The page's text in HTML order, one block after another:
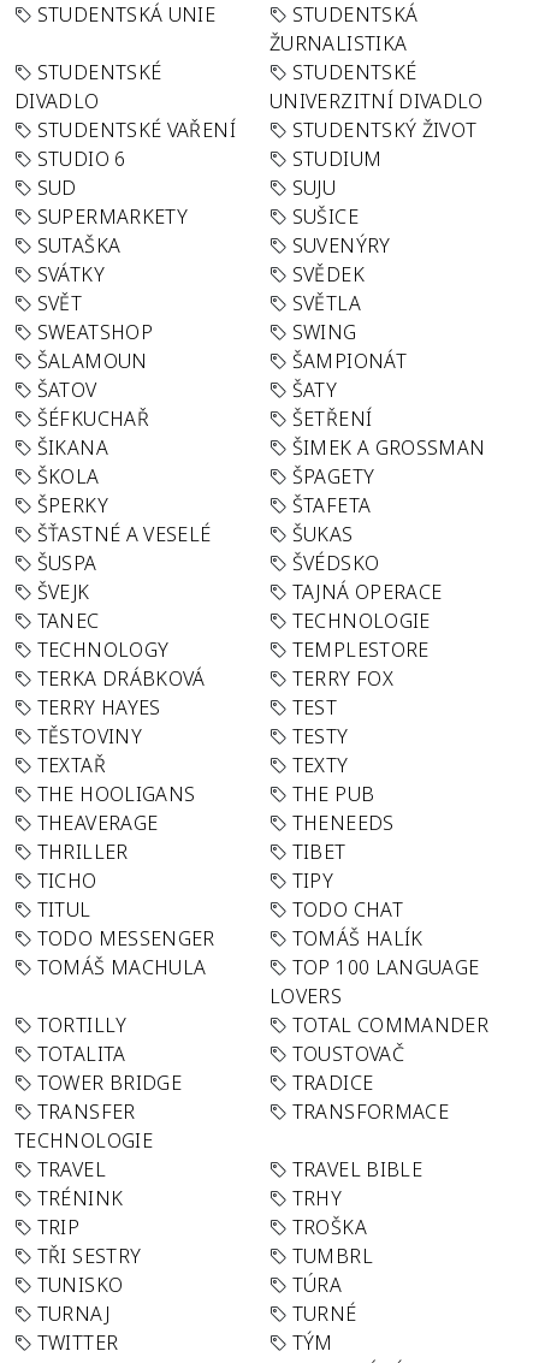
STUDENTSKÁ UNIE
STUDENTSKÁ
ŽURNALISTIKA
STUDENTSKÉ
DIVADLO
STUDENTSKÉ
UNIVERZITNÍ DIVADLO
STUDENTSKÉ VAŘENÍ
STUDENTSKÝ ŽIVOT
STUDIO 6
STUDIUM
SUD
SUJU
SUPERMARKETY
SUŠICE
SUTAŠKA
SUVENÝRY
SVÁTKY
SVĚDEK
SVĚT
SVĚTLA
SWEATSHOP
SWING
ŠALAMOUN
ŠAMPIONÁT
ŠATOV
ŠATY
ŠÉFKUCHAŘ
ŠETŘENÍ
ŠIKANA
ŠIMEK A GROSSMAN
ŠKOLA
ŠPAGETY
ŠPERKY
ŠTAFETA
ŠŤASTNÉ A VESELÉ
ŠUKAS
ŠUSPA
ŠVÉDSKO
ŠVEJK
TAJNÁ OPERACE
TANEC
TECHNOLOGIE
TECHNOLOGY
TEMPLESTORE
TERKA DRÁBKOVÁ
TERRY FOX
TERRY HAYES
TEST
TĚSTOVINY
TESTY
TEXTAŘ
TEXTY
THE HOOLIGANS
THE PUB
THEAVERAGE
THENEEDS
THRILLER
TIBET
TICHO
TIPY
TITUL
TODO CHAT
TODO MESSENGER
TOMÁŠ HALÍK
TOMÁŠ MACHULA
TOP 100 LANGUAGE
LOVERS
TORTILLY
TOTAL COMMANDER
TOTALITA
TOUSTOVAČ
TOWER BRIDGE
TRADICE
TRANSFER
TECHNOLOGIE
TRANSFORMACE
TRAVEL
TRAVEL BIBLE
TRÉNINK
TRHY
TRIP
TROŠKA
TŘI SESTRY
TUMBRL
TUNISKO
TÚRA
TURNAJ
TURNÉ
TWITTER
TÝM